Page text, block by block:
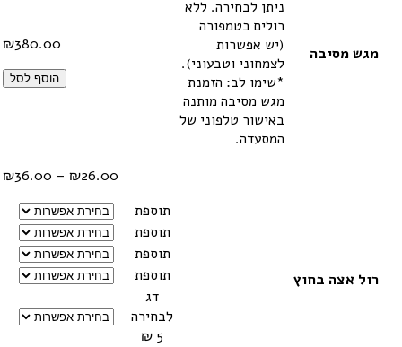
מגש מסיבה
ניתן לבחירה. ללא
רולים בטמפורה
(יש אפשרות
לצמחוני וטבעוני).
*שימו לב: הזמנת
מגש מסיבה מותנה
באישור טלפוני של
המסעדה.
₪380.00
הוסף לסל
רול אצה בחוץ
₪26.00
–
₪36.00
עד
תוספת
תוספת
תוספת
תוספת
דג
לבחירה
5 ₪